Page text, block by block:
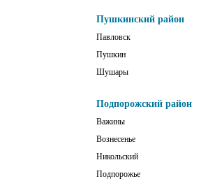
Пушкинский район
Павловск
Пушкин
Шушары
Подпорожский район
Важины
Вознесенье
Никольский
Подпорожье